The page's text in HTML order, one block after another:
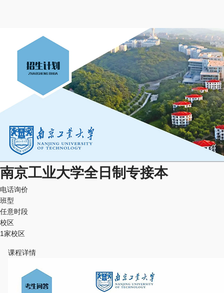
南京工业大学全日制专接本
电话询价
班型
任意时段
校区
1家校区
课程详情